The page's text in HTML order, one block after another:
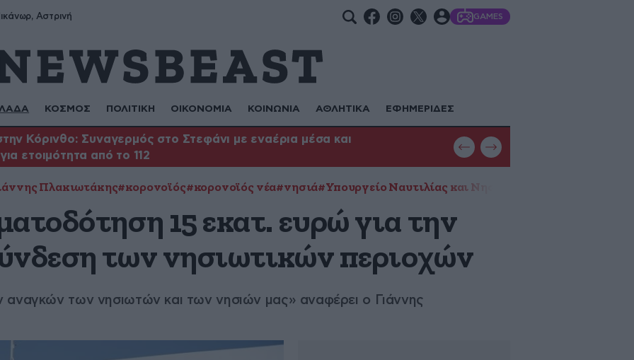
Αστρινή GAMES
ΚΟΣΜΟΣ ΠΟΛΙΤΙΚΗ ΟΙΚΟΝΟΜΙΑ ΚΟΙΝΩΝΙΑ ΑΘΛΗΤΙΚΑ ΕΦΗΜΕΡΙΔΕΣ
Κόρινθο: Συναγερμός στο Στεφάνι με εναέρια μέσα και
ετοιμότητα από το 112
Φωτιά στη Θεσσαλονίκη: Μεγάλη
με εναέρια μέσα
Πλακιωτάκης#κορονοϊός#κορονοϊός νέα#νησιά#Υπουργείο Ναυτιλίας και Νησιωτικής Πολιτικής
15 εκατ. ευρώ για την
των νησιωτικών περιοχών
των νησιωτών και των νησιών μας» αναφέρει ο Γιάννης